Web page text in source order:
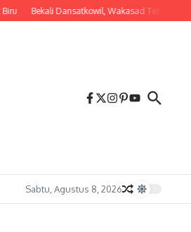
Bekali Dansatkowil, Wakasad Tekankan
Sabtu, Agustus 8, 2026